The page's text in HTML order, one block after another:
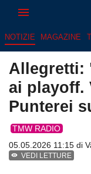
NOTIZIE MAGAZINE
Allegretti:
ai playoff.
Punterei
TMW RADIO
05.05.2026 11:15 di
VEDI LETTURE